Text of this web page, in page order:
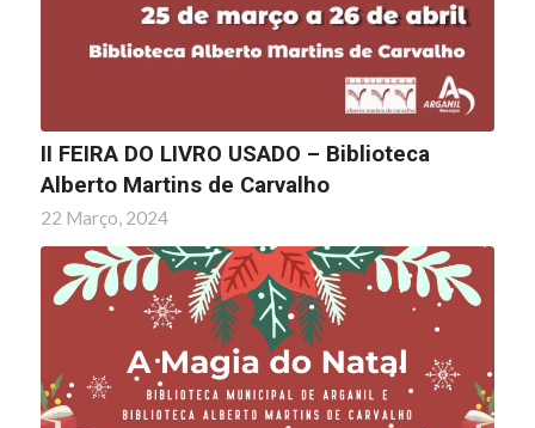
II FEIRA DO LIVRO USADO – Biblioteca
Alberto Martins de Carvalho
22 Março, 2024